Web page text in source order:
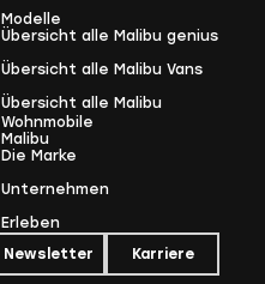
Modelle
Übersicht alle Malibu genius
Übersicht alle Malibu Vans
Übersicht alle Malibu
Wohnmobile
Malibu
Die Marke
Unternehmen
Erleben
Newsletter
Karriere